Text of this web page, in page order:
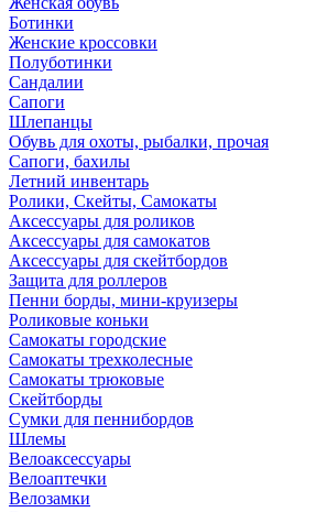
Ботинки
Женские кроссовки
Полуботинки
Сандалии
Сапоги
Шлепанцы
Обувь для охоты, рыбалки, прочая
Сапоги, бахилы
Летний инвентарь
Ролики, Скейты, Самокаты
Аксессуары для роликов
Аксессуары для самокатов
Аксессуары для скейтбордов
Защита для роллеров
Пенни борды, мини-круизеры
Роликовые коньки
Самокаты городские
Самокаты трехколесные
Самокаты трюковые
Скейтборды
Сумки для пеннибордов
Шлемы
Велоаксессуары
Велоаптечки
Велозамки